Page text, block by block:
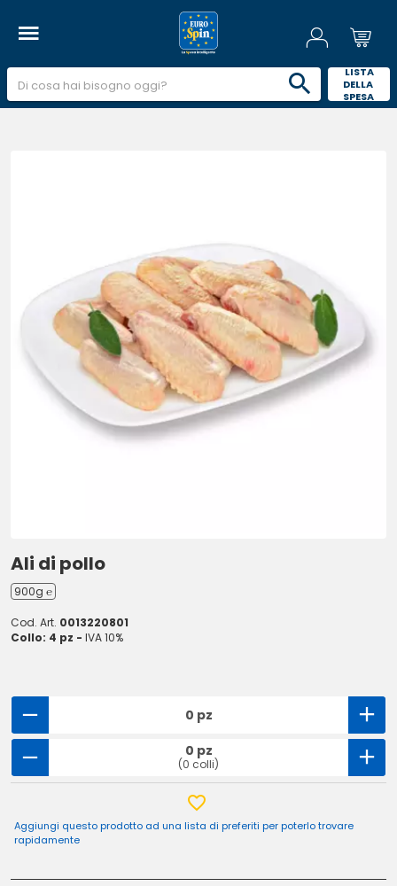
LISTA
DELLA
SPESA
Ali di pollo
900g ℮
Cod. Art. 0013220801
Collo: 4 pz - IVA 10%
0 pz
0 pz
(0 colli)
Aggiungi questo prodotto ad una lista di preferiti per poterlo trovare
rapidamente